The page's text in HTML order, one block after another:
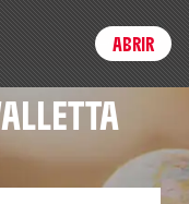
Login
ABRIR